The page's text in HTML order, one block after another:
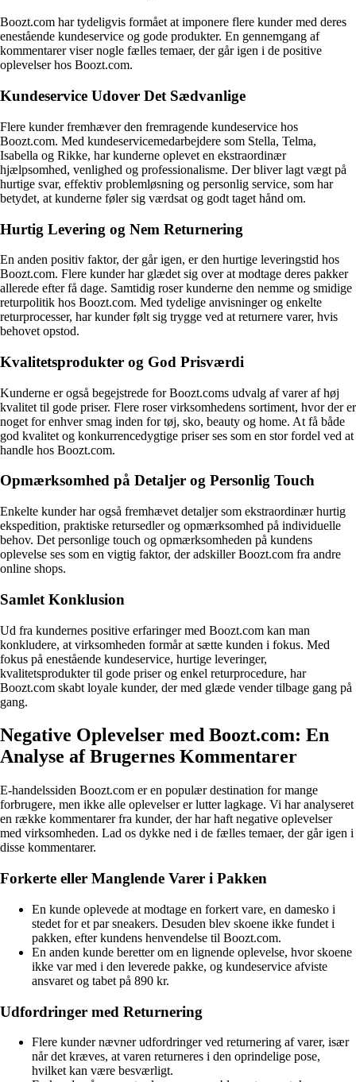
Boozt.com har tydeligvis formået at imponere flere kunder med deres
enestående kundeservice og gode produkter. En gennemgang af
kommentarer viser nogle fælles temaer, der går igen i de positive
oplevelser hos Boozt.com.
Kundeservice Udover Det Sædvanlige
Flere kunder fremhæver den fremragende kundeservice hos
Boozt.com. Med kundeservicemedarbejdere som Stella, Telma,
Isabella og Rikke, har kunderne oplevet en ekstraordinær
hjælpsomhed, venlighed og professionalisme. Der bliver lagt vægt på
hurtige svar, effektiv problemløsning og personlig service, som har
betydet, at kunderne føler sig værdsat og godt taget hånd om.
Hurtig Levering og Nem Returnering
En anden positiv faktor, der går igen, er den hurtige leveringstid hos
Boozt.com. Flere kunder har glædet sig over at modtage deres pakker
allerede efter få dage. Samtidig roser kunderne den nemme og smidige
returpolitik hos Boozt.com. Med tydelige anvisninger og enkelte
returprocesser, har kunder følt sig trygge ved at returnere varer, hvis
behovet opstod.
Kvalitetsprodukter og God Prisværdi
Kunderne er også begejstrede for Boozt.coms udvalg af varer af høj
kvalitet til gode priser. Flere roser virksomhedens sortiment, hvor der er
noget for enhver smag inden for tøj, sko, beauty og home. At få både
god kvalitet og konkurrencedygtige priser ses som en stor fordel ved at
handle hos Boozt.com.
Opmærksomhed på Detaljer og Personlig Touch
Enkelte kunder har også fremhævet detaljer som ekstraordinær hurtig
ekspedition, praktiske retursedler og opmærksomhed på individuelle
behov. Det personlige touch og opmærksomheden på kundens
oplevelse ses som en vigtig faktor, der adskiller Boozt.com fra andre
online shops.
Samlet Konklusion
Ud fra kundernes positive erfaringer med Boozt.com kan man
konkludere, at virksomheden formår at sætte kunden i fokus. Med
fokus på enestående kundeservice, hurtige leveringer,
kvalitetsprodukter til gode priser og enkel returprocedure, har
Boozt.com skabt loyale kunder, der med glæde vender tilbage gang på
gang.
Negative Oplevelser med Boozt.com: En
Analyse af Brugernes Kommentarer
E-handelssiden Boozt.com er en populær destination for mange
forbrugere, men ikke alle oplevelser er lutter lagkage. Vi har analyseret
en række kommentarer fra kunder, der har haft negative oplevelser
med virksomheden. Lad os dykke ned i de fælles temaer, der går igen i
disse kommentarer.
Forkerte eller Manglende Varer i Pakken
En kunde oplevede at modtage en forkert vare, en damesko i
stedet for et par sneakers. Desuden blev skoene ikke fundet i
pakken, efter kundens henvendelse til Boozt.com.
En anden kunde beretter om en lignende oplevelse, hvor skoene
ikke var med i den leverede pakke, og kundeservice afviste
ansvaret og tabet på 890 kr.
Udfordringer med Returnering
Flere kunder nævner udfordringer ved returnering af varer, især
når det kræves, at varen returneres i den oprindelige pose,
hvilket kan være besværligt.